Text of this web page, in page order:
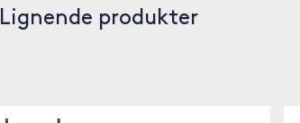
Lignende produkter